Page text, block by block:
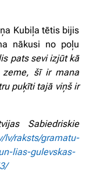
Kubiļa tētis bijis
nākusi no poļu
pats sevi izjūt kā
zeme, šī ir mana
puķīti tajā viņš ir
Sabiedriskie
lv/raksts/gramatu-
lias-gulevskas-